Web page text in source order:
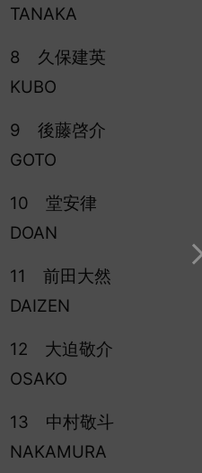
TANAKA
8 久保建英
KUBO
9 後藤啓介
GOTO
10 堂安律
DOAN
11 前田大然
DAIZEN
12 大迫敬介
OSAKO
13 中村敬斗
NAKAMURA